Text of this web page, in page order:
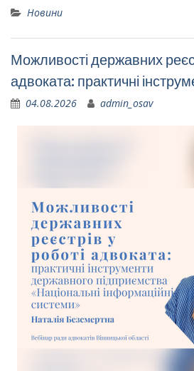
Новини
Можливості державних
адвоката: практичні
04.08.2026 admin_osav